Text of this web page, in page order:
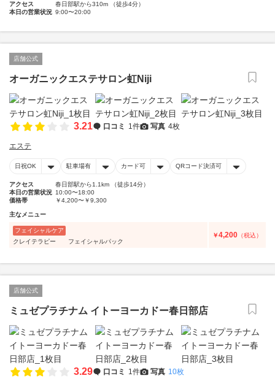
アクセス
春日部駅から310m （徒歩4分）
本日の営業状況 9:00〜20:00
店舗公式
オーガニックエステサロン虹Niji
3.21 口コミ 1件 写真 4枚
エステ
日祝OK 駐車場有 カード可 QRコード決済可
アクセス
春日部駅から1.1km （徒歩14分）
本日の営業状況 10:00〜18:00
価格帯
￥4,200〜￥9,300
主なメニュー
フェイシャルケア
クレイテラピー フェイシャルパック
￥4,200 （税込）
店舗公式
ミュゼプラチナム イトーヨーカドー春日部店
3.29 口コミ 1件 写真 10枚